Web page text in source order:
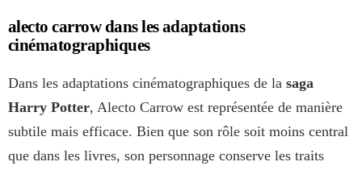
alecto carrow dans les adaptations
cinématographiques
Dans les adaptations cinématographiques de la saga
Harry Potter, Alecto Carrow est représentée de manière
subtile mais efficace. Bien que son rôle soit moins central
que dans les livres, son personnage conserve les traits